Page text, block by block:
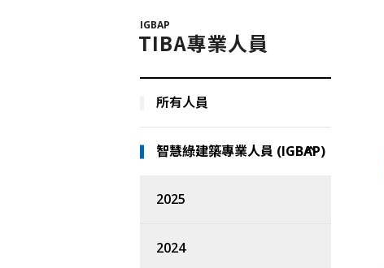
IGBAP
TIBA專業人員
所有人員
智慧綠建築專業人員 (IGBAP)
2025
2024